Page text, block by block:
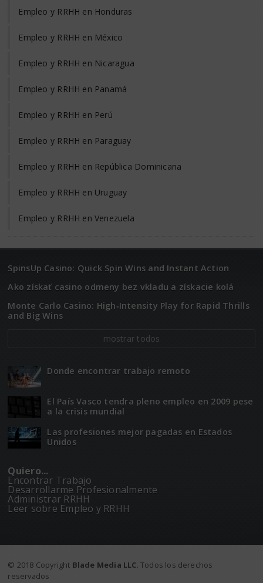
Empleo y RRHH en Honduras
Empleo y RRHH en México
Empleo y RRHH en Nicaragua
Empleo y RRHH en Panamá
Empleo y RRHH en Perú
Empleo y RRHH en Paraguay
Empleo y RRHH en República Dominicana
Empleo y RRHH en Uruguay
Empleo y RRHH en Venezuela
SpinsUp Casino: Quick Spin Wins and Instant Action
Ako získať casino odmeny bez vkladu a získacie kolá
Monte Carlo Casino: High‑Intensity Play for Rapid Thrills
and Big Wins
mostrar todos
Donde encontrar trabajo remoto
El Paí­­s Vasco tendra pleno empleo en 2009 pese
a la crisis mundial
Las profesiones mejor pagadas en Estados
Unidos
Quiero...
Encontrar Trabajo
Desarrollarme Profesionalmente
Administrar RRHH
Leer sobre Empleo y RRHH
© 2018 Copyright Blade Media LLC. Todos los derechos
reservados